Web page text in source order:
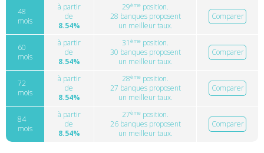
48
mois
à partir
de
8.54%
29ème position.
28 banques proposent
un meilleur taux.
Comparer
60
mois
à partir
de
8.54%
31 ème position.
30 banques proposent
un meilleur taux.
Comparer
72
mois
à partir
de
8.54%
28ème position.
27 banques proposent
un meilleur taux.
Comparer
84
mois
à partir
de
8.54%
27ème position.
26 banques proposent
un meilleur taux.
Comparer